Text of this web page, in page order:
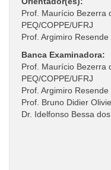
Prof. Maurício Bezerra
PEQ/COPPE/UFRJ
Prof. Argimiro
Banca Examinadora:
Prof. Maurício Bezerra
PEQ/COPPE/UFRJ
Prof. Argimiro
Prof. Bruno Didier
Dr. Idelfonso Bessa